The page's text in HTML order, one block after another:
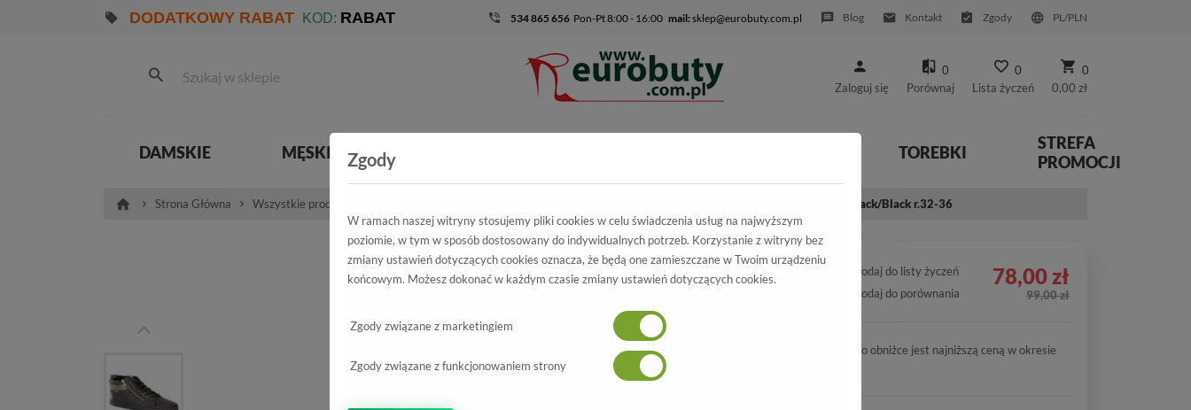
DODATKOWY RABAT KOD: RABAT 534 865 656 Pon-Pt 8:00 - 16:00 mail:sklep@eurobuty.com.pl Blog Kontakt Zgody PL/PLN
Zaloguj się
0
Porównaj
0
Lista życzeń
0
0,00 zł
DAMSKIE MĘSKIE TOREBKI
STREFA
PROMOCJI
Strona Główna Wszystkie produkty Trzewiki American G-C16081E Black/Black r.32-36
Trzewiki American
G-C16081E Black/Black r.32-36
-21%
Dodaj do listy życzeń
Dodaj do porównania
78,00 zł
99,00 zł
Cena po obniżce jest najniższą ceną w okresie
Zgody
W ramach naszej witryny stosujemy pliki cookies w celu świadczenia usług na najwyższym
poziomie, w tym w sposób dostosowany do indywidualnych potrzeb. Korzystanie z witryny bez
zmiany ustawień dotyczących cookies oznacza, że będą one zamieszczane w Twoim urządzeniu
końcowym. Możesz dokonać w każdym czasie zmiany ustawień dotyczących cookies.
Zgody związane z marketingiem
Zgody związane z funkcjonowaniem strony